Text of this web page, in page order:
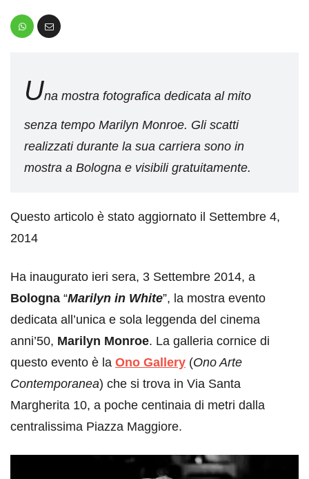
Una mostra fotografica dedicata al mito
senza tempo Marilyn Monroe. Gli scatti
realizzati durante la sua carriera sono in
mostra a Bologna e visibili gratuitamente.
Questo articolo è stato aggiornato il Settembre 4,
2014
Ha inaugurato ieri sera, 3 Settembre 2014, a
Bologna “Marilyn in White”, la mostra evento
dedicata all’unica e sola leggenda del cinema
anni’50, Marilyn Monroe. La galleria cornice di
questo evento è la Ono Gallery (Ono Arte
Contemporanea) che si trova in Via Santa
Margherita 10, a poche centinaia di metri dalla
centralissima Piazza Maggiore.